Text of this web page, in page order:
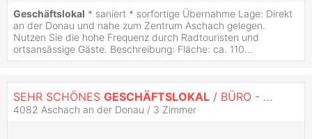
Geschäftslokal * saniert * sorfortige Übernahme Lage: Direkt
an der Donau und nahe zum Zentrum Aschach gelegen.
Nutzen Sie die hohe Frequenz durch Radtouristen und
ortsansässige Gäste. Beschreibung: Fläche: ca. 110...
SEHR SCHÖNES GESCHÄFTSLOKAL / BÜRO - GUTE KUNDENFREQUENZ
4082 Aschach an der Donau / 3 Zimmer